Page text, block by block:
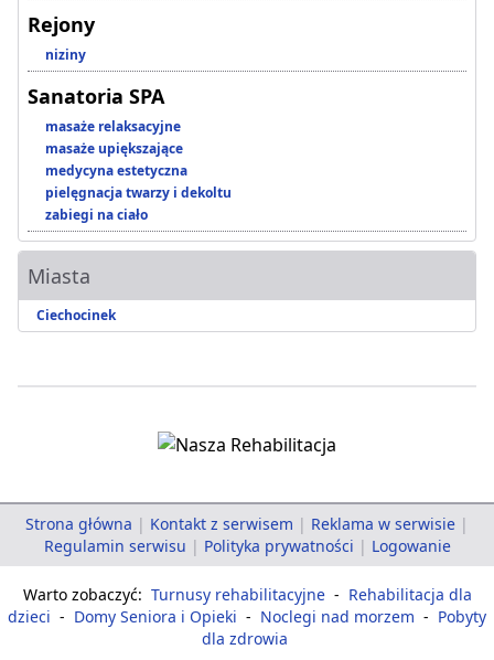
Rejony
niziny
Sanatoria SPA
masaże relaksacyjne
masaże upiększające
medycyna estetyczna
pielęgnacja twarzy i dekoltu
zabiegi na ciało
Miasta
Ciechocinek
Strona główna | Kontakt z serwisem | Reklama w serwisie |
Regulamin serwisu | Polityka prywatności | Logowanie
Warto zobaczyć: Turnusy rehabilitacyjne - Rehabilitacja dla
dzieci - Domy Seniora i Opieki - Noclegi nad morzem - Pobyty
dla zdrowia